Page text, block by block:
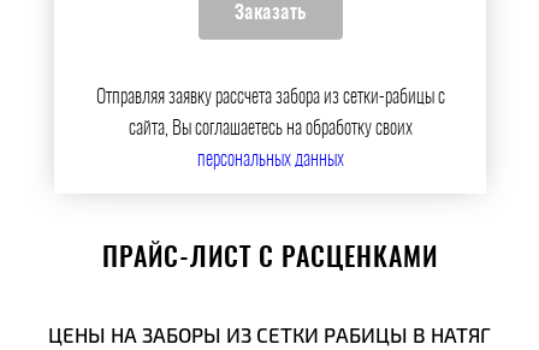
Отправляя заявку рассчета забора из сетки-рабицы с
сайта, Вы соглашаетесь на обработку своих
персональных данных
ПРАЙС-ЛИСТ С РАСЦЕНКАМИ
ЦЕНЫ НА ЗАБОРЫ ИЗ СЕТКИ РАБИЦЫ В НАТЯГ